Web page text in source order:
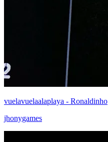
vuelavuelaalaplaya - Ronaldinho
jhonygames